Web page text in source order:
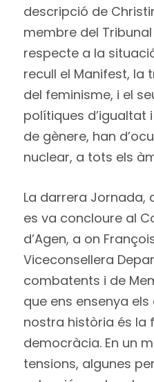
descripció de
membre del Tribunal
respecte a la
recull el Manifest, la
del feminisme, i el
polítiques d’igualtat
de gènere, han
nuclear, a tots els
La darrera Jornada,
es va concloure al
d’Agen, a on
Viceconsellera
combatents i de
que ens ensenya
nostra història és la
democràcia. En un
tensions, algunes